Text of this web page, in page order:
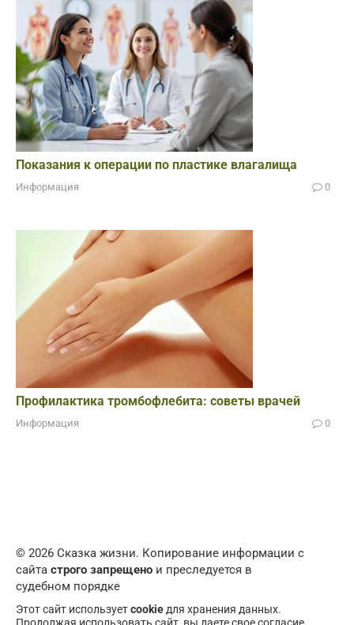
Показания к операции по пластике влагалища
Информация 0
Профилактика тромбофлебита: советы врачей
Информация 0
© 2026 Сказка жизни. Копирование информации с
сайта строго запрещено и преследуется в
судебном порядке
Этот сайт используетcookie для хранения данных.